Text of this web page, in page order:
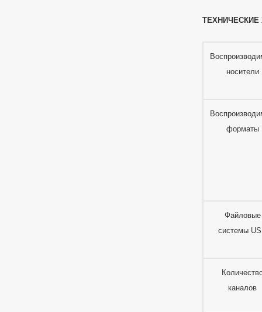
ТЕХНИЧЕСКИЕ
носители
форматы
Файловые
системы
каналов